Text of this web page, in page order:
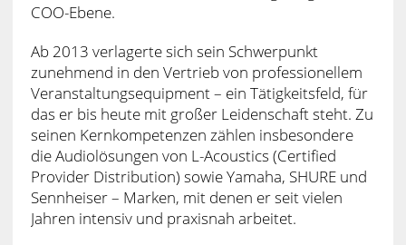
COO-Ebene.
Ab 2013 verlagerte sich sein Schwerpunkt
zunehmend in den Vertrieb von professionellem
Veranstaltungsequipment – ein Tätigkeitsfeld, für
das er bis heute mit großer Leidenschaft steht. Zu
seinen Kernkompetenzen zählen insbesondere
die Audiolösungen von L-Acoustics (Certified
Provider Distribution) sowie Yamaha, SHURE und
Sennheiser – Marken, mit denen er seit vielen
Jahren intensiv und praxisnah arbeitet.